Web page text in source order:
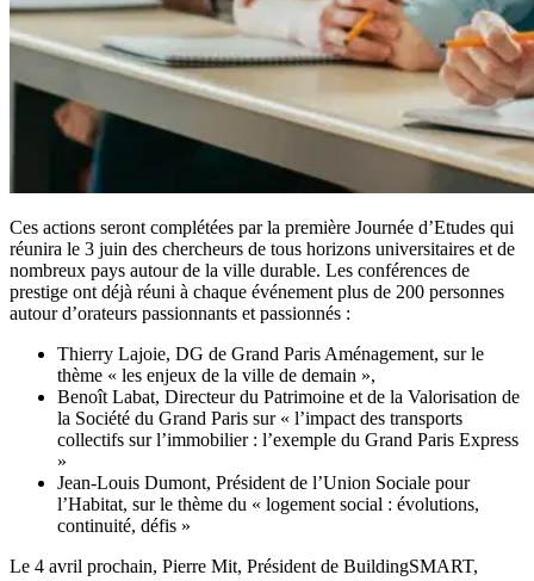
Ces actions seront complétées par la première Journée d’Etudes qui
réunira le 3 juin des chercheurs de tous horizons universitaires et de
nombreux pays autour de la ville durable. Les conférences de
prestige ont déjà réuni à chaque événement plus de 200 personnes
autour d’orateurs passionnants et passionnés :
Thierry Lajoie, DG de Grand Paris Aménagement, sur le
thème « les enjeux de la ville de demain »,
Benoît Labat, Directeur du Patrimoine et de la Valorisation de
la Société du Grand Paris sur « l’impact des transports
collectifs sur l’immobilier : l’exemple du Grand Paris Express
»
Jean-Louis Dumont, Président de l’Union Sociale pour
l’Habitat, sur le thème du « logement social : évolutions,
continuité, défis »
Le 4 avril prochain, Pierre Mit, Président de BuildingSMART,